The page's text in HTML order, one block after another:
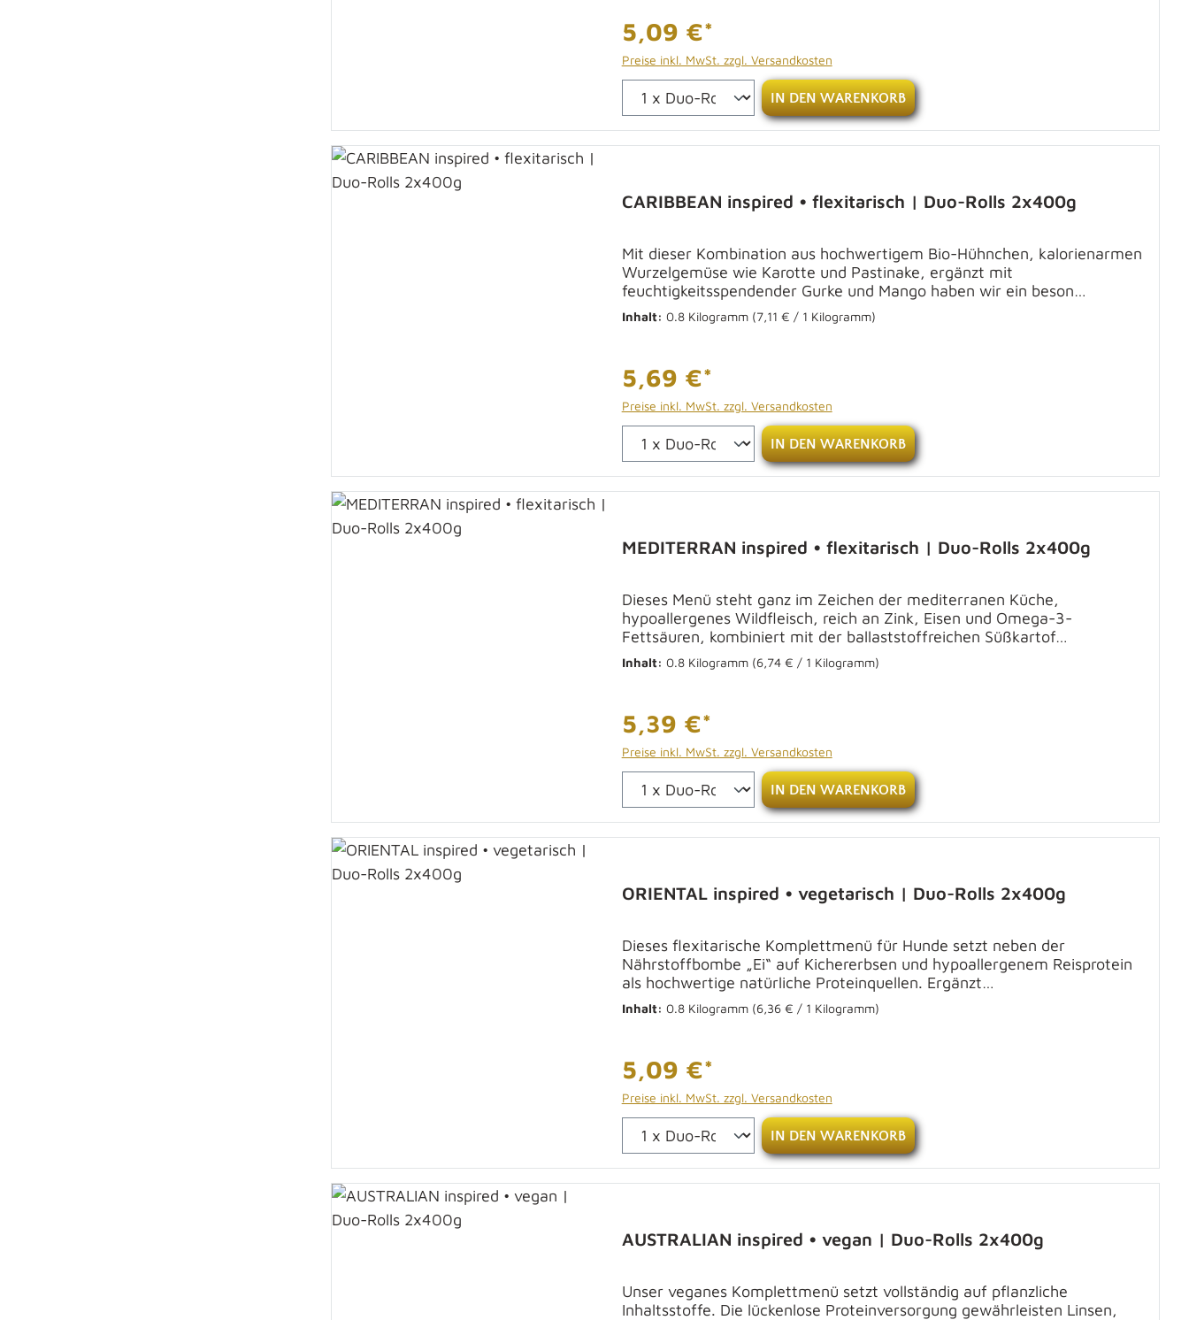
5,09 €*
Preise inkl. MwSt. zzgl. Versandkosten
IN DEN WARENKORB
CARIBBEAN inspired • flexitarisch | Duo-Rolls 2x400g
Mit dieser Kombination aus hochwertigem Bio-Hühnchen, kalorienarmen
Wurzelgemüse wie Karotte und Pastinake, ergänzt mit
feuchtigkeitsspendender Gurke und Mango haben wir ein beson…
Inhalt: 0.8 Kilogramm (7,11 € / 1 Kilogramm)
5,69 €*
Preise inkl. MwSt. zzgl. Versandkosten
IN DEN WARENKORB
MEDITERRAN inspired • flexitarisch | Duo-Rolls 2x400g
Dieses Menü steht ganz im Zeichen der mediterranen Küche,
hypoallergenes Wildfleisch, reich an Zink, Eisen und Omega-3-
Fettsäuren, kombiniert mit der ballaststoffreichen Süßkartof…
Inhalt: 0.8 Kilogramm (6,74 € / 1 Kilogramm)
5,39 €*
Preise inkl. MwSt. zzgl. Versandkosten
IN DEN WARENKORB
ORIENTAL inspired • vegetarisch | Duo-Rolls 2x400g
Dieses flexitarische Komplettmenü für Hunde setzt neben der
Nährstoffbombe „Ei“ auf Kichererbsen und hypoallergenem Reisprotein
als hochwertige natürliche Proteinquellen. Ergänzt…
Inhalt: 0.8 Kilogramm (6,36 € / 1 Kilogramm)
5,09 €*
Preise inkl. MwSt. zzgl. Versandkosten
IN DEN WARENKORB
AUSTRALIAN inspired • vegan | Duo-Rolls 2x400g
Unser veganes Komplettmenü setzt vollständig auf pflanzliche
Inhaltsstoffe. Die lückenlose Proteinversorgung gewährleisten Linsen,